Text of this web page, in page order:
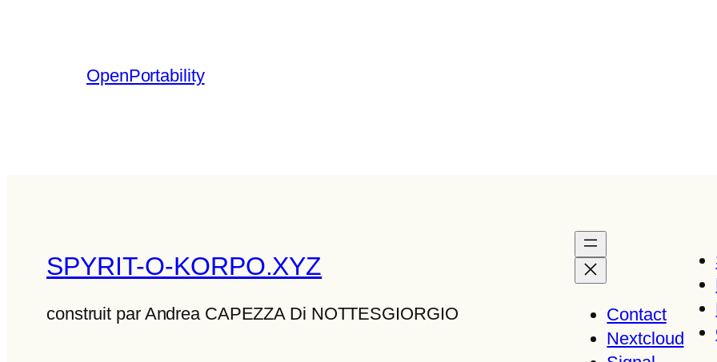
OpenPortability
SPYRIT-O-KORPO.XYZ
construit par Andrea CAPEZZA Di NOTTESGIORGIO
Contact
Nextcloud